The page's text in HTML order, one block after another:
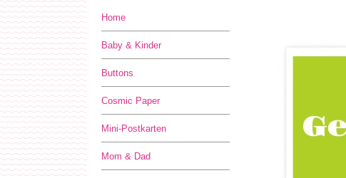
Home
Baby & Kinder
Buttons
Cosmic Paper
Mini-Postkarten
Mom & Dad